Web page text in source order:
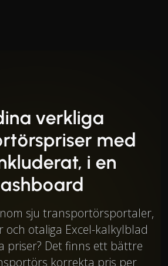
verkliga
med
i en
sju transportörsportaler,
otaliga Excel-kalkylblad
priser? Det finns ett bättre
korrekta pris per